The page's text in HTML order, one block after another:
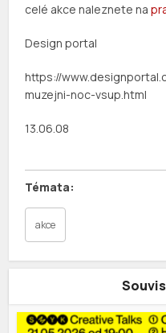
celé akce naleznete na
Design portal
https://
muzejni-noc-vsup.html
13.06.08
akce